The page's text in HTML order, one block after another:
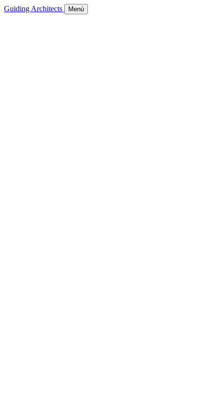
Guiding Architects Menú